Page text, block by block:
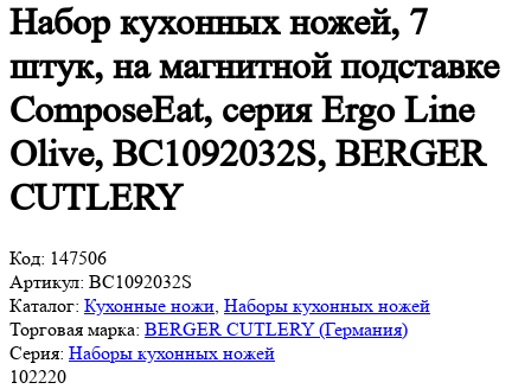
Набор кухонных ножей, 7
штук, на магнитной подставке
ComposeEat, серия Ergo Line
Olive, BC1092032S, BERGER
CUTLERY
Код: 147506
Артикул: BC1092032S
Каталог: Кухонные ножи Наборы кухонных ножей
Торговая марка: BERGER CUTLERY (Германия)
Серия: Наборы кухонных ножей
102220